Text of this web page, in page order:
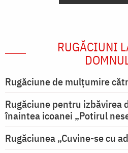
RUGĂCIUNI
Rugăciune de mulţumire
Rugăciune pentru izbăvirea
înaintea icoanei „Potirul
Rugăciunea „Cuvine-se cu